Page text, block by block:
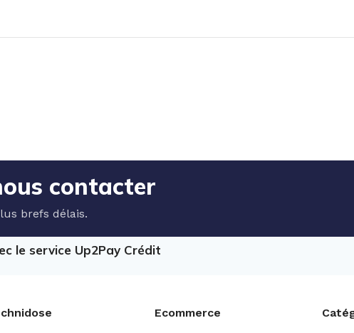
contacter
brefs délais.
le service Up2Pay Crédit
Ecommerce